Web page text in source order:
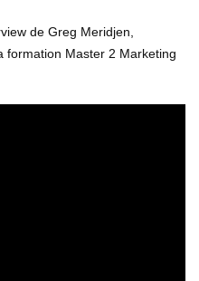
de Greg Meridjen,
formation Master 2 Marketing